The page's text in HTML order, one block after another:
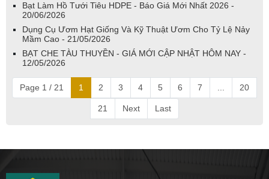
Bạt Làm Hồ Tưới Tiêu HDPE - Báo Giá Mới Nhất 2026 -
20/06/2026
Dụng Cụ Ươm Hạt Giống Và Kỹ Thuật Ươm Cho Tỷ Lệ Nảy
Mầm Cao - 21/05/2026
BẠT CHE TÀU THUYỀN - GIÁ MỚI CẬP NHẬT HÔM NAY -
12/05/2026
Page 1 / 21 1 2 3 4 5 6 7 20
21 Next Last